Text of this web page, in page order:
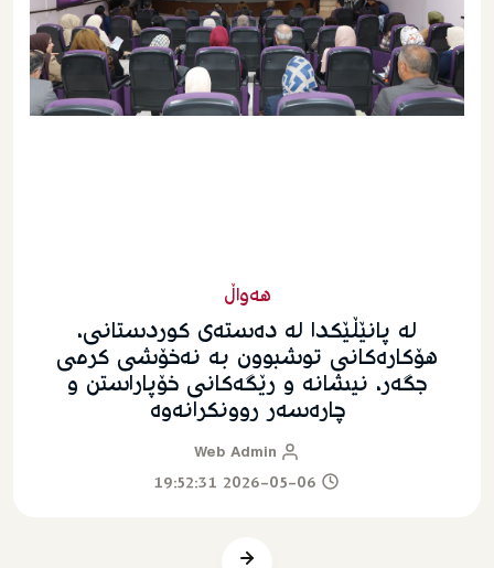
هەواڵ
له‌ پانێڵێکدا له‌ ده‌سته‌ى کوردستانی،
هۆکاره‌کانی توشبوون به‌ نه‌خۆشی کرمی
جگه‌ر، نیشانه‌ و رێگه‌کانی خۆپاراستن و
چاره‌سه‌ر روونکرانه‌وه‌
Web Admin
2026-05-06 19:52:31